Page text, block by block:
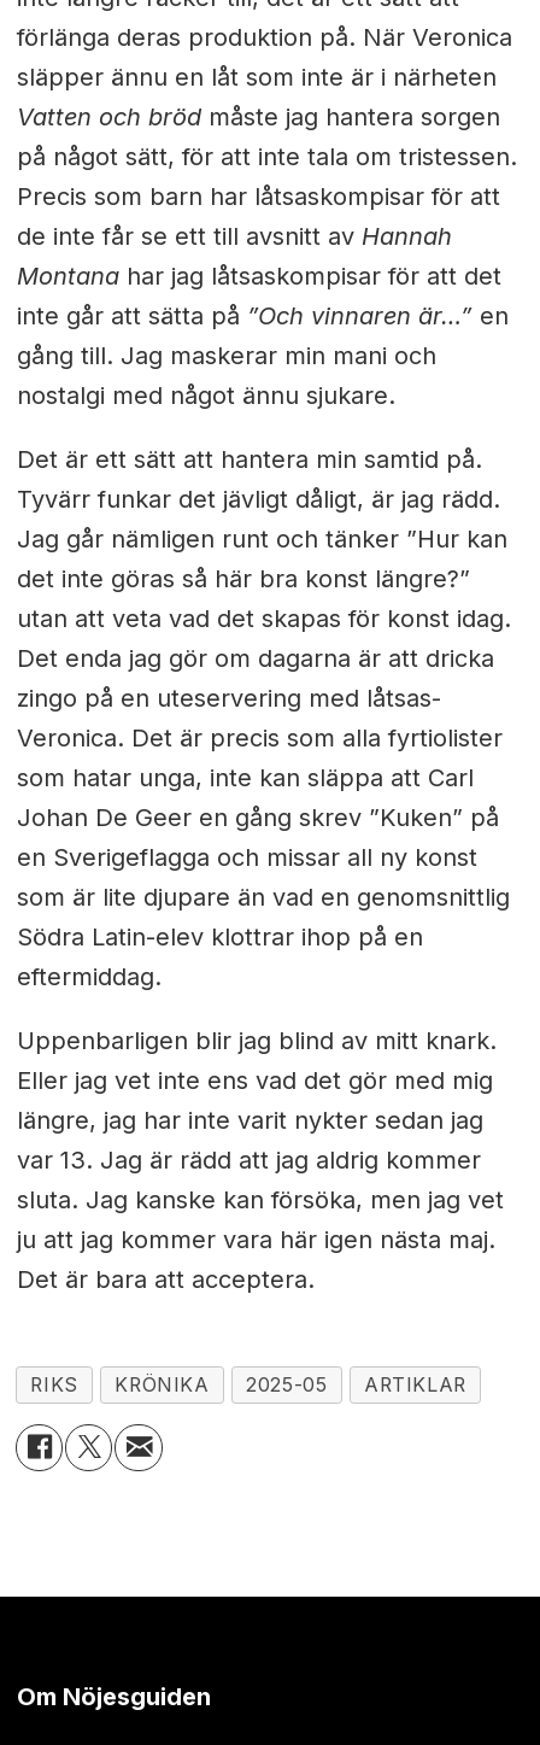
förlänga deras produktion på. När Veronica
släpper ännu en låt som inte är i närheten
Vatten och brödmåste jag hantera sorgen
på något sätt, för att inte tala om tristessen.
Precis som barn har låtsaskompisar för att
de inte får se ett till avsnitt av Hannah
Montanahar jag låtsaskompisar för att det
inte går att sätta på ”Och vinnaren är…” en
gång till. Jag maskerar min mani och
nostalgi med något ännu sjukare.
Det är ett sätt att hantera min samtid på.
Tyvärr funkar det jävligt dåligt, är jag rädd.
Jag går nämligen runt och tänker ”Hur kan
det inte göras så här bra konst längre?”
utan att veta vad det skapas för konst idag.
Det enda jag gör om dagarna är att dricka
zingo på en uteservering med låtsas-
Veronica. Det är precis som alla fyrtiolister
som hatar unga, inte kan släppa att Carl
Johan De Geer en gång skrev ”Kuken” på
en Sverigeflagga och missar all ny konst
som är lite djupare än vad en genomsnittlig
Södra Latin-elev klottrar ihop på en
eftermiddag.
Uppenbarligen blir jag blind av mitt knark.
Eller jag vet inte ens vad det gör med mig
längre, jag har inte varit nykter sedan jag
var 13. Jag är rädd att jag aldrig kommer
sluta. Jag kanske kan försöka, men jag vet
ju att jag kommer vara här igen nästa maj.
Det är bara att acceptera.
RIKS KRÖNIKA 2025-05 ARTIKLAR
Om Nöjesguiden